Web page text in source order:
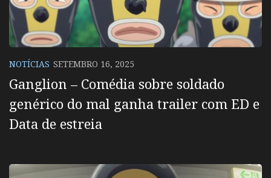
NOTÍCIAS SETEMBRO 16, 2025
Ganglion – Comédia sobre soldado
genérico do mal ganha trailer com ED e
Data de estreia